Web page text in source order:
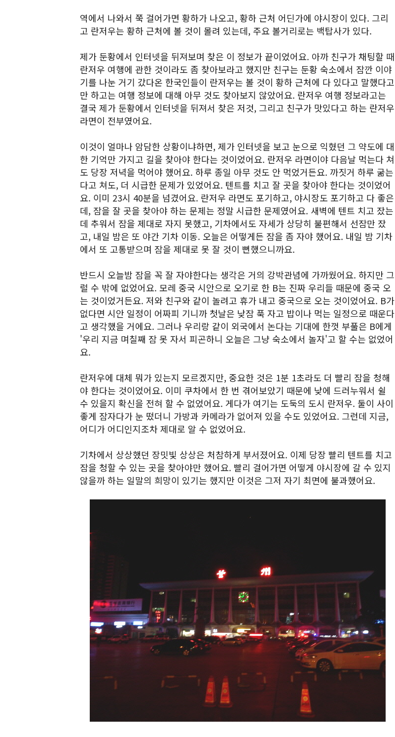
역에서 나와서 쭉 걸어가면 황하가 나오고, 황하 근처 어딘가에 야시장이 있다. 그리
고 란저우는 황하 근처에 볼 것이 몰려 있는데, 주요 볼거리로는 백탑사가 있다.
제가 둔황에서 인터넷을 뒤져보며 찾은 이 정보가 끝이었어요. 아까 친구가 채팅할 때
란저우 여행에 관한 것이라도 좀 찾아보라고 했지만 친구는 둔황 숙소에서 잠깐 이야
기를 나눈 거기 갔다온 한국인들이 란저우는 볼 것이 황하 근처에 다 있다고 말했다고
만 하고는 여행 정보에 대해 아무 것도 찾아보지 않았어요. 란저우 여행 정보라고는
결국 제가 둔황에서 인터넷을 뒤져서 찾은 저것, 그리고 친구가 맛있다고 하는 란저우
라면이 전부였어요.
이것이 얼마나 암담한 상황이냐하면, 제가 인터넷을 보고 눈으로 익혔던 그 약도에 대
한 기억만 가지고 길을 찾아야 한다는 것이었어요. 란저우 라면이야 다음날 먹는다 쳐
도 당장 저녁을 먹어야 했어요. 하루 종일 아무 것도 안 먹었거든요. 까짓거 하루 굶는
다고 쳐도, 더 시급한 문제가 있었어요. 텐트를 치고 잘 곳을 찾아야 한다는 것이었어
요. 이미 23시 40분을 넘겼어요. 란저우 라면도 포기하고, 야시장도 포기하고 다 좋은
데, 잠을 잘 곳을 찾아야 하는 문제는 정말 시급한 문제였어요. 새벽에 텐트 치고 잤는
데 추워서 잠을 제대로 자지 못했고, 기차에서도 자세가 상당히 불편해서 선잠만 잤
고, 내일 밤은 또 야간 기차 이동. 오늘은 어떻게든 잠을 좀 자야 했어요. 내일 밤 기차
에서 또 고통받으며 잠을 제대로 못 잘 것이 뻔했으니까요.
반드시 오늘밤 잠을 꼭 잘 자야한다는 생각은 거의 강박관념에 가까웠어요. 하지만 그
럴 수 밖에 없었어요. 모레 중국 시안으로 오기로 한 B는 진짜 우리들 때문에 중국 오
는 것이었거든요. 저와 친구와 같이 놀려고 휴가 내고 중국으로 오는 것이었어요. B가
없다면 시안 일정이 어짜피 기니까 첫날은 낮잠 푹 자고 밥이나 먹는 일정으로 때운다
고 생각했을 거에요. 그러나 우리랑 같이 외국에서 논다는 기대에 한껏 부풀은 B에게
'우리 지금 며칠째 잠 못 자서 피곤하니 오늘은 그냥 숙소에서 놀자'고 할 수는 없었어
요.
란저우에 대체 뭐가 있는지 모르겠지만, 중요한 것은 1분 1초라도 더 빨리 잠을 청해
야 한다는 것이었어요. 이미 쿠차에서 한 번 겪어보았기 때문에 낮에 드러누워서 쉴
수 있을지 확신을 전혀 할 수 없었어요. 게다가 여기는 도둑의 도시 란저우. 둘이 사이
좋게 잠자다가 눈 떴더니 가방과 카메라가 없어져 있을 수도 있었어요. 그런데 지금,
어디가 어디인지조차 제대로 알 수 없었어요.
기차에서 상상했던 장밋빛 상상은 처참하게 부서졌어요. 이제 당장 빨리 텐트를 치고
잠을 청할 수 있는 곳을 찾아야만 했어요. 빨리 걸어가면 어떻게 야시장에 갈 수 있지
않을까 하는 일말의 희망이 있기는 했지만 이것은 그저 자기 최면에 불과했어요.